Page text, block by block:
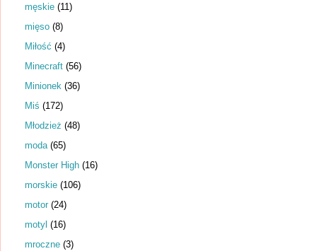
męskie (11)
mięso (8)
Miłość (4)
Minecraft (56)
Minionek (36)
Miś (172)
Młodzież (48)
moda (65)
Monster High (16)
morskie (106)
motor (24)
motyl (16)
mroczne (3)